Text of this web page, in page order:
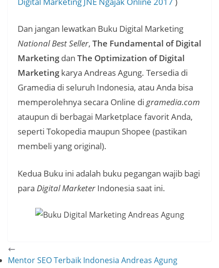
Dan jangan lewatkan Buku Digital Marketing
National Best Seller, The Fundamental of Digital
Marketingdan The Optimization of Digital
Marketingkarya Andreas Agung. Tersedia di
Gramedia di seluruh Indonesia, atau Anda bisa
memperolehnya secara Online di gramedia.com
ataupun di berbagai Marketplace favorit Anda,
seperti Tokopedia maupun Shopee (pastikan
membeli yang original).
Kedua Buku ini adalah buku pegangan wajib bagi
para Digital Marketer Indonesia saat ini.
Mentor SEO Terbaik Indonesia Andreas Agung